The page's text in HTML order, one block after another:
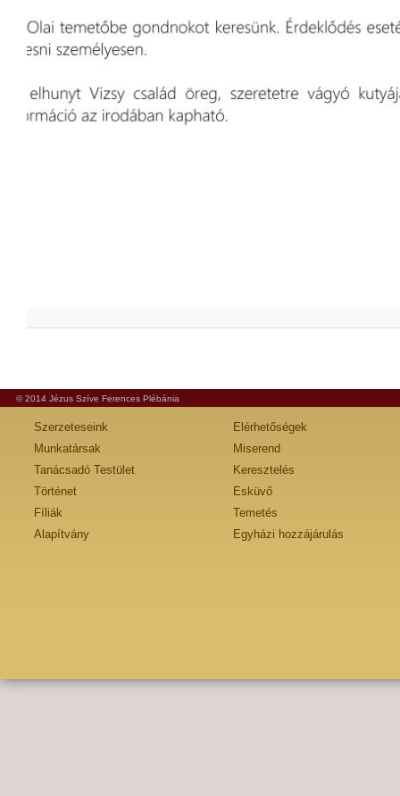
© 2014 Jézus Szíve Ferences Plébánia
Szerzeteseink
Munkatársak
Tanácsadó Testület
Történet
Fíliák
Alapítvány
Elérhetőségek
Miserend
Keresztelés
Esküvő
Temetés
Egyházi hozzájárulás